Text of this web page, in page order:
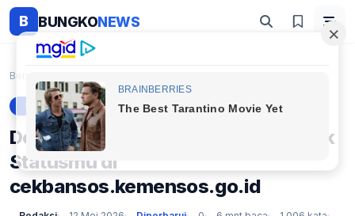
B BUNGKONEWS
Beranda
BERITA
Desil 1–4 Prioritas Bansos 2026, Cek
Statusmu di
cekbansos.kemensos.go.id